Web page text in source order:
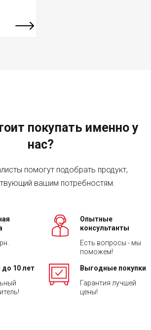
покупать именно у
нас?
помогут подобрать продукт,
вашим потребностям.
Опытные
консультанты
Есть вопросы - мы
поможем!
до 10 лет
Выгодные покупки
Гарантия лучшей
цены!